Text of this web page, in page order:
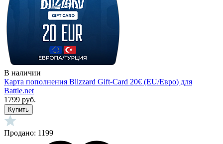
В наличии
Карта пополнения Blizzard Gift-Card 20€ (EU/Евро) для
Battle.net
1799 руб.
Купить
Продано: 1199